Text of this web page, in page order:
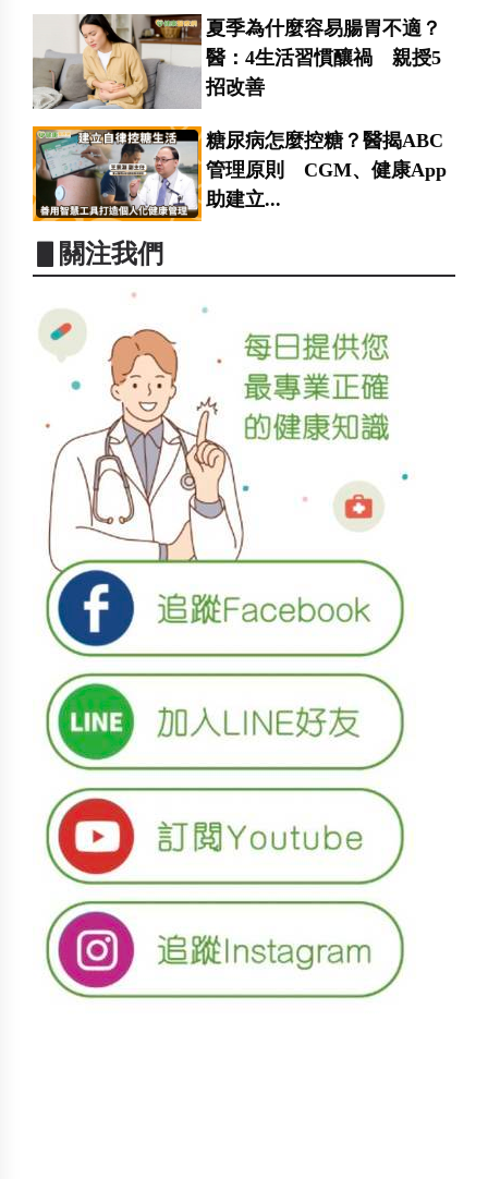
夏季為什麼容易腸胃不適？
醫：4生活習慣釀禍 親授5
招改善
糖尿病怎麼控糖？醫揭ABC
管理原則 CGM、健康App
助建立...
▋關注我們